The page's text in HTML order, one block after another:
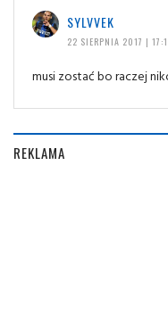
SYLVVEK
22 SIERPNIA 2017 |
musi zostać bo raczej
REKLAMA